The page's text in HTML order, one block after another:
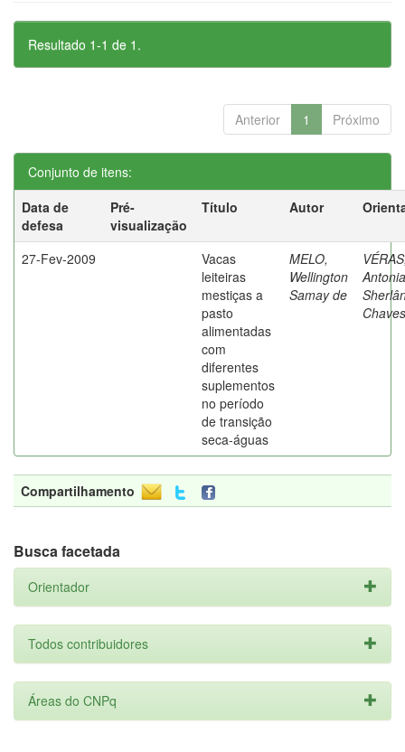
Resultado 1-1 de 1.
Anterior 1 Próximo
Conjunto de itens:
Data de
defesa
Pré-
visualização
Título Autor
27-Fev-2009
Vacas
leiteiras
mestiças a
pasto
alimentadas
com
diferentes
suplementos
no período
de transição
seca-águas
MELO,
Wellington
Samay de
Antonia
Chaves
Compartilhamento
Busca facetada
Orientador
Todos contribuidores
Áreas do CNPq